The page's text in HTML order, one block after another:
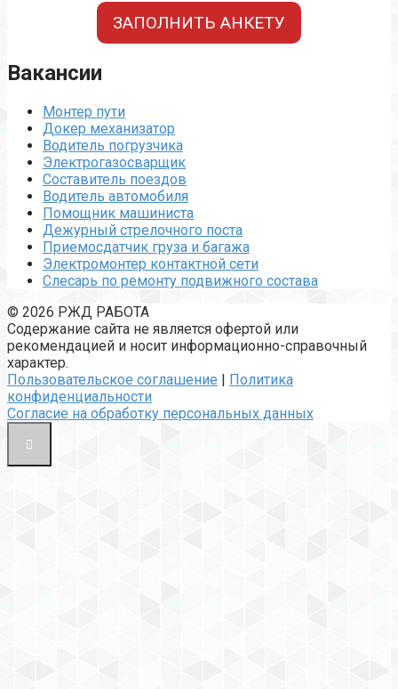
ЗАПОЛНИТЬ АНКЕТУ
Вакансии
Монтер пути
Докер механизатор
Водитель погрузчика
Электрогазосварщик
Составитель поездов
Водитель автомобиля
Помощник машиниста
Дежурный стрелочного поста
Приемосдатчик груза и багажа
Электромонтер контактной сети
Слесарь по ремонту подвижного состава
© 2026 РЖД РАБОТА
Содержание сайта не является офертой или
рекомендацией и носит информационно-справочный
характер.
Пользовательское соглашение
Политика
конфиденциальности
Согласие на обработку персональных данных